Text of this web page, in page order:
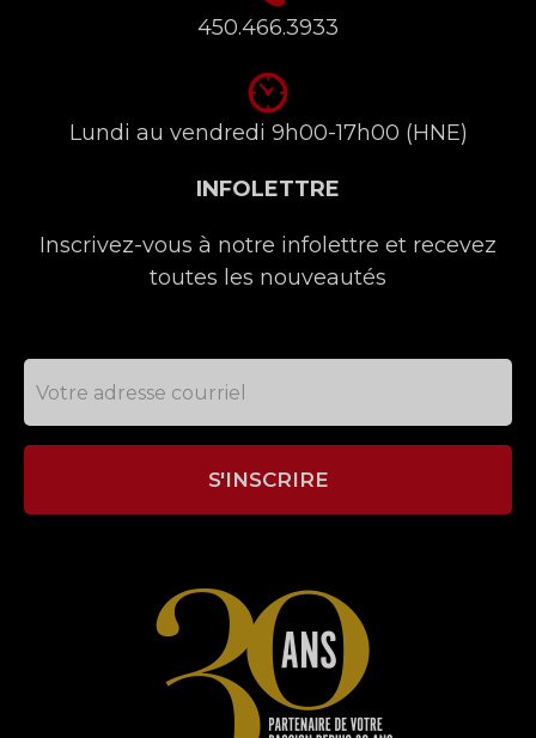
450.466.3933
Lundi au vendredi 9h00-17h00 (HNE)
INFOLETTRE
Inscrivez-vous à notre infolettre et recevez
toutes les nouveautés